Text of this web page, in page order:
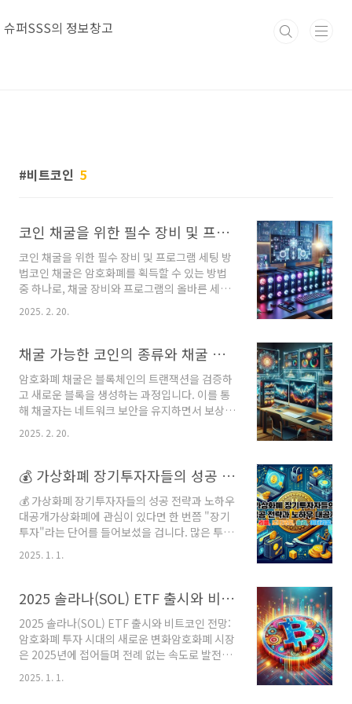
슈퍼SSS의 정보창고
비트코인 5
코인 채굴을 위한 필수 장비 및 프로그램 세팅 방법
코인 채굴을 위한 필수 장비 및 프로그램 세팅 방
법코인 채굴은 암호화폐를 획득할 수 있는 방법
중 하나로, 채굴 장비와 프로그램의 올바른 세팅
이 필수적입니다. 채굴을 시작하려면 강력한 하
드웨어가 필요하며, 적절한 소프트웨어를 선택하
들이 비트코인, 이더리움 등의 주요 암호화폐를
수 있습니다. 하지만 채굴의 난이도가 증가하면
서 개인이 수익을 내기 위해서는 보다 효율적인
장비와 설정이 필수적입니다.이 글에서는 코인
채굴을 위해 필요한 필수 장비와 프로그램을 자
비를 최소화하고 수익을 극대화할 수 있는 방법
도 소개하겠습니다. 채굴을..
2025. 2. 20.
채굴 가능한 코인의 종류와 채굴 방법 완벽 정리
암호화폐 채굴은 블록체인의 트랜잭션을 검증하
고 새로운 블록을 생성하는 과정입니다. 이를 통
해 채굴자는 네트워크 보안을 유지하면서 보상을
받을 수 있습니다. 채굴할 수 있는 코인은 다양하
며, 각 코인은 고유한 채굴 방식과 알고리즘을 사
인의 종류와 각 채굴 방법을 자세히 알아보겠습
Proof of Work) 기반의 채굴과 PoS(지분 증명,
Proof of Stake) 기반의 스테이킹으로 나뉩니
다. 그러나 일반적으로 ‘채굴’이라고 하면 PoW
방식의 코인을 말하며, 이 방식은 채굴자가 연산
CPU 채굴부터 GPU, ASIC(전..
2025. 2. 20.
💰 가상화폐 장기투자자들의 성공 전략과 노하우 대공개
💰 가상화폐 장기투자자들의 성공 전략과 노하우
대공개가상화폐에 관심이 있다면 한 번쯤 "장기
투자"라는 단어를 들어보셨을 겁니다. 많은 투자
자들이 단기적인 시세 차익보다는 꾸준히 가치를
쌓아가는 장기투자에 관심을 기울이고 있습니다.
우로 접근해야 할까요? 이 글에서는 실질적인 경
험담을 바탕으로 독자분들에게 유용한 정보를 제
공합니다.🚀 장기투자자들이 꼭 알아야 할 가상
화폐 투자 기본 원칙1️⃣ "시간"이 자산이다가상
화폐의 가장 큰 특징은 변동성입니다. 가격이 급
격히 오르내리는 상황 속에서도 장기투자자들은
2025. 1. 1.
2025 솔라나(SOL) ETF 출시와 비트코인 전망: 암호화폐 투자 시대의 새로운 변화
2025 솔라나(SOL) ETF 출시와 비트코인 전망:
암호화폐 투자 시대의 새로운 변화암호화폐 시장
은 2025년에 접어들며 전례 없는 속도로 발전하
폐가 제도권 내에 자리 잡으며, 알트코인 시장 역
2025. 1. 1.